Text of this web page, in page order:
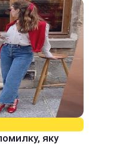
яку